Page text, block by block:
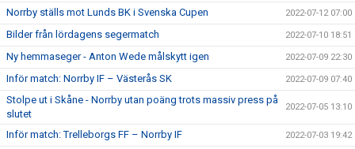
Norrby ställs mot Lunds BK i Svenska Cupen 2022-07-12 07:00
Bilder från lördagens segermatch 2022-07-10 18:51
Ny hemmaseger - Anton Wede målskytt igen 2022-07-09 22:30
Inför match: Norrby IF – Västerås SK 2022-07-09 07:40
Stolpe ut i Skåne - Norrby utan poäng trots massiv press på
slutet
2022-07-05 13:10
Inför match: Trelleborgs FF – Norrby IF 2022-07-03 19:42